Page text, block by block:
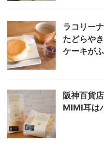
ラコリー
たどらや
ケーキが
阪神百貨
MIMI耳は